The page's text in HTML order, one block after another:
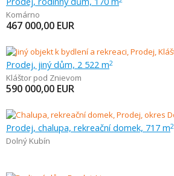
Komárno
467 000,00 EUR
Prodej, jiný dům, 2 522 m2
Kláštor pod Znievom
590 000,00 EUR
Prodej, chalupa, rekreační domek, 717 m2
Dolný Kubín